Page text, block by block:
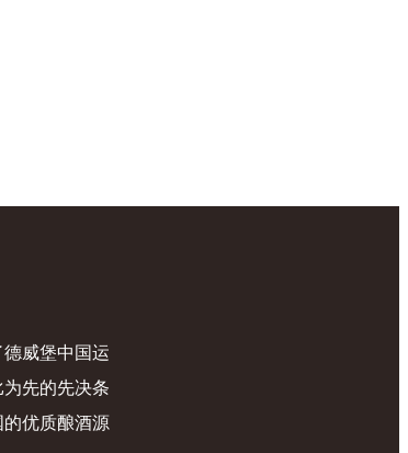
威堡中国运
先的先决条
优质酿酒源